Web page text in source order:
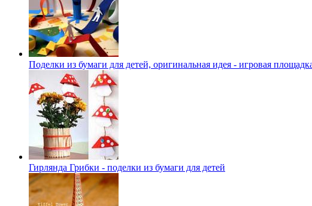
Поделки из бумаги для детей, оригинальная идея - игровая
Гирлянда Грибки - поделки из бумаги для детей